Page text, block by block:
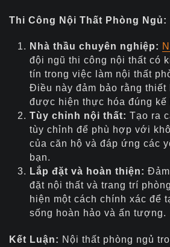
Thi Công Nội Thất Phòng Ngủ:
Nhà thầu chuyên nghiệp:
đội ngũ thi công nội thất có
tín trong việc làm nội thất
Điều này đảm bảo rằng thiết
được hiện thực hóa đúng kế
Tùy chỉnh nội thất: Tạo ra
tùy chỉnh để phù hợp với
của căn hộ và đáp ứng các
bạn.
Lắp đặt và hoàn thiện:
đặt nội thất và trang trí
hiện một cách chính xác để
sống hoàn hảo và ấn tượng.
Kết Luận: Nội thất phòng ngủ